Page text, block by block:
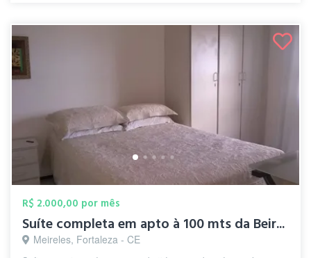
R$ 2.000,00 por mês
Suíte completa em apto à 100 mts da Beir...
Meireles, Fortaleza - CE